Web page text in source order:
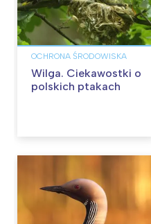
OCHRONA ŚRODOWISKA
Wilga. Ciekawostki o
polskich ptakach